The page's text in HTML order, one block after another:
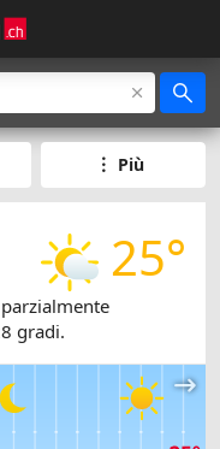
Più
25°
gradi.